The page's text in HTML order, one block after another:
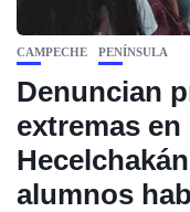
CAMPECHE PENÍNSULA
Denuncian
extremas
alumnos